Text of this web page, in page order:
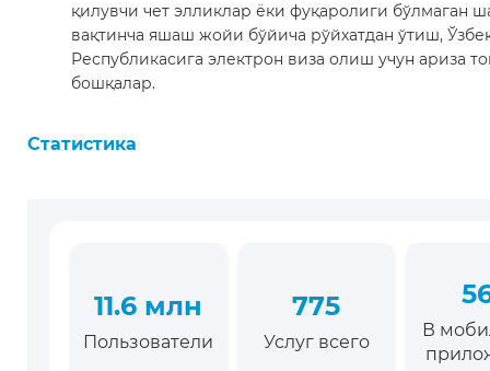
қилувчи чет элликлар ёки фуқаролиги бўлмаган
вақтинча яшаш жойи бўйича рўйхатдан ўтиш,
Республикасига электрон виза олиш учун ариза
бошқалар.
Статистика
11.6 млн
Пользователи
775
Услуг всего
В